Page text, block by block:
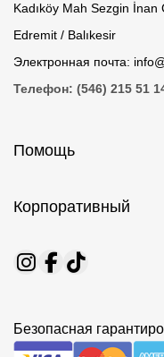
Kadıköy Mah Sezgin İnan
Edremit / Balıkesir
Электронная почта:
Телефон: (546) 215 51
Помощь
Корпоративный
Безопасная